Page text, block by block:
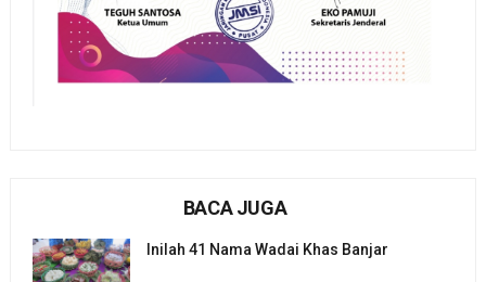
BACA JUGA
Inilah 41 Nama Wadai Khas Banjar